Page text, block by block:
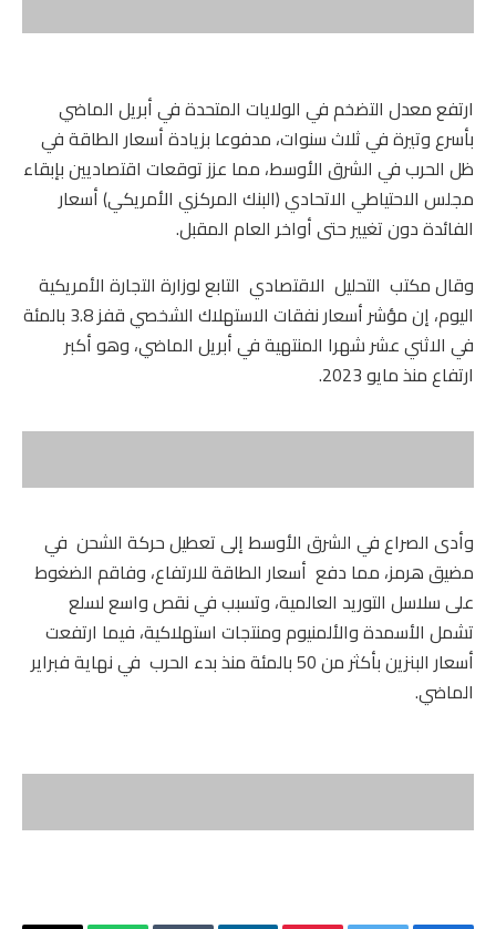
ارتفع معدل التضخم في الولايات المتحدة ‌في أبريل الماضي
بأسرع وتيرة في ثلاث سنوات، ‌مدفوعا بزيادة أسعار الطاقة في
ظل الحرب في الشرق الأوسط، مما عزز توقعات اقتصاديين بإبقاء
‌مجلس الاحتياطي الاتحادي (البنك المركزي الأمريكي) أسعار
الفائدة دون تغيير حتى أواخر ‌العام المقبل.
وقال مكتب التحليل الاقتصادي التابع لوزارة التجارة الأمريكية
اليوم، إن مؤشر أسعار نفقات الاستهلاك الشخصي قفز 3.8 بالمئة
في الاثني عشر شهرا المنتهية في أبريل الماضي، ‌وهو أكبر
‌ارتفاع ‌منذ مايو 2023.
وأدى الصراع في الشرق الأوسط إلى تعطيل حركة الشحن في
مضيق هرمز، مما دفع أسعار الطاقة للارتفاع، وفاقم الضغوط
على سلاسل التوريد العالمية، وتسبب في نقص واسع لسلع
تشمل الأسمدة والألمنيوم ومنتجات استهلاكية، فيما ارتفعت
أسعار البنزين بأكثر من 50 بالمئة منذ بدء الحرب في نهاية فبراير
الماضي.